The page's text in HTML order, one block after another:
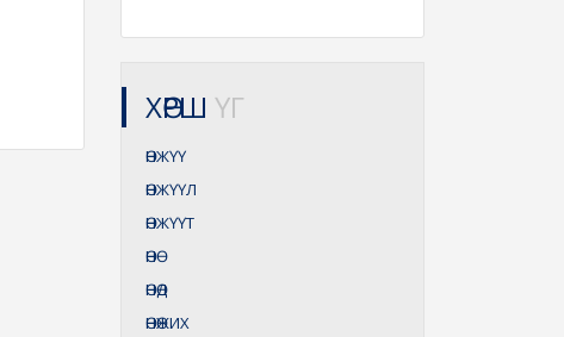
ХӨРШ ҮГ
ӨНЖҮҮ
ӨНЖҮҮЛ
ӨНЖҮҮТ
ӨНӨ
ӨНӨД
ӨНӨЖИХ